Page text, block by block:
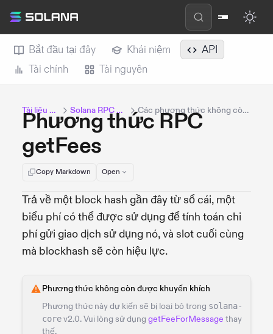
Bắt đầu tại đây Khái niệm
API
Tài chính
Tài nguyên
Tài liệu Solana Solana RPC Methods Các phương thức không còn được hỗ trợ
Phương thức RPC
getFees
Copy Markdown Open
Trả về một block hash gần đây từ sổ cái, một
biểu phí có thể được sử dụng để tính toán chi
phí gửi giao dịch sử dụng nó, và slot cuối cùng
mà blockhash sẽ còn hiệu lực.
Phương thức không còn được khuyến khích
Phương thức này dự kiến sẽ bị loại bỏ trong solana-
corev2.0. Vui lòng sử dụng getFeeForMessage thay
thế.